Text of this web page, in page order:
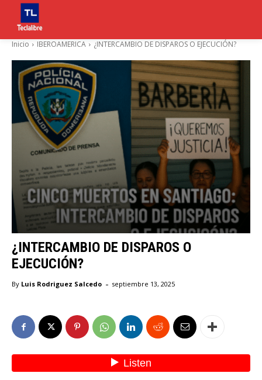
Inicio IBEROAMERICA ¿INTERCAMBIO DE DISPAROS O EJECUCIÓN?
¿INTERCAMBIO DE DISPAROS O
EJECUCIÓN?
By Luis Rodriguez Salcedo - septiembre 13, 2025